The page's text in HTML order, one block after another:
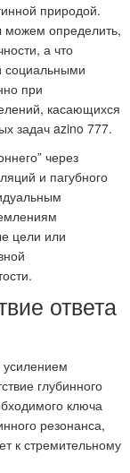
природой.
можем определить,
а что
социальными
при
касающихся
задач azino 777.
через
и пагубного
цели или
ответа
глубинного
ключа
резонанса,
к стремительному